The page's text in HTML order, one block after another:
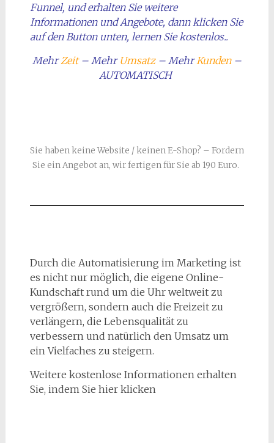
Funnel, und erhalten Sie weitere
Informationen und Angebote, dann klicken Sie
auf den Button unten, lernen Sie kostenlos..
MehrZeit– Mehr Umsatz– MehrKunden–
AUTOMATISCH
Sie haben keine Website / keinen E-Shop? – Fordern
Sie ein Angebot an, wir fertigen für Sie ab 190 Euro.
Durch die Automatisierung im Marketing ist
es nicht nur möglich, die eigene Online-
Kundschaft rund um die Uhr weltweit zu
vergrößern, sondern auch die Freizeit zu
verlängern, die Lebensqualität zu
verbessern und natürlich den Umsatz um
ein Vielfaches zu steigern.
Weitere kostenlose Informationen erhalten
Sie, indem Sie hier klicken